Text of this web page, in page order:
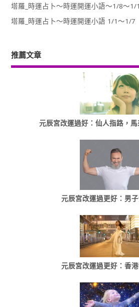
塔羅_時運占卜～時運開運小語～1/8～1/
塔羅_時運占卜～時運開運小語 1/1～1/7
推薦文章
元辰宮改運過好：仙人指路，
元辰宮改運過更好：男
元辰宮改運過更好：香